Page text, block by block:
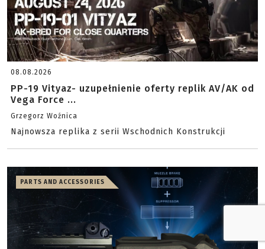
08.08.2026
PP-19 Vityaz- uzupełnienie oferty replik AV/AK od
Vega Force ...
Grzegorz Woźnica
Najnowsza replika z serii Wschodnich Konstrukcji
PARTS AND ACCESSORIES